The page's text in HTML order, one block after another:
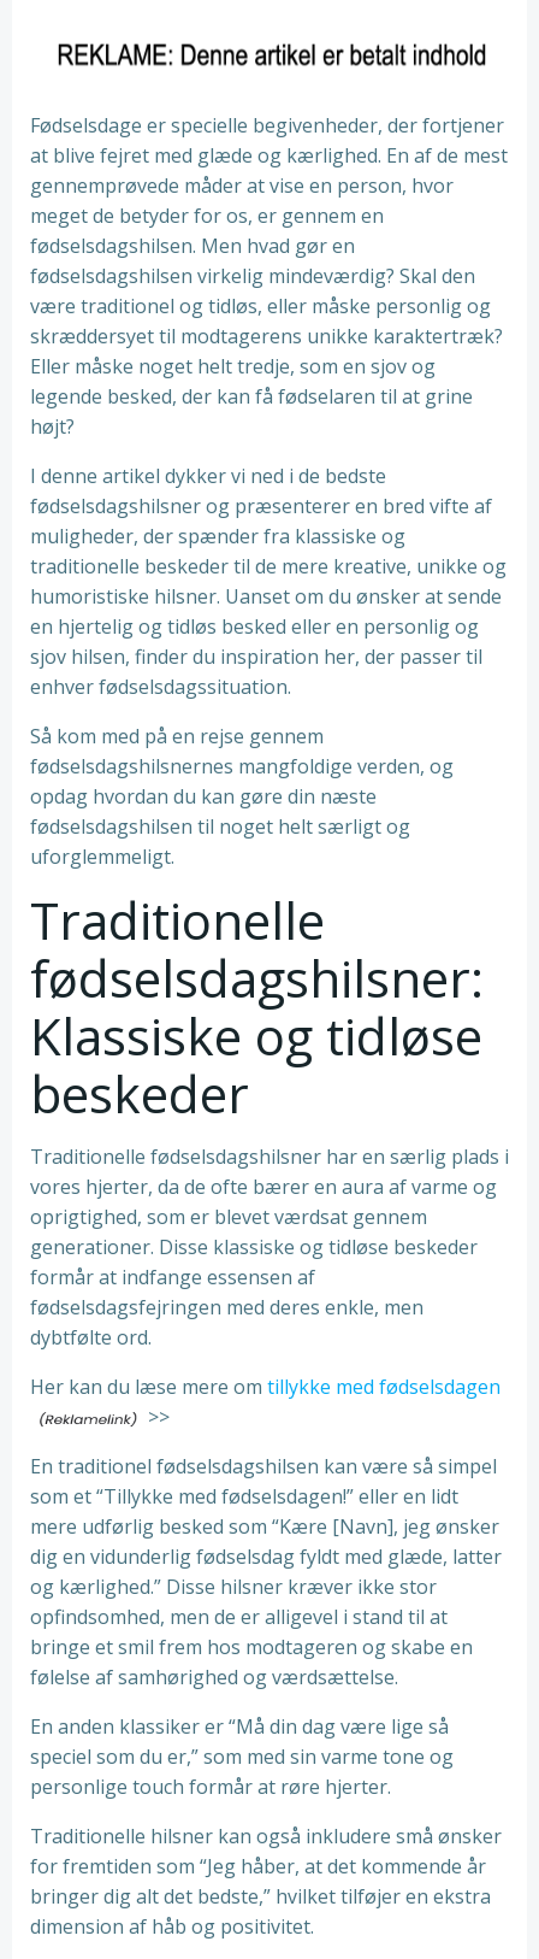
Fødselsdage er specielle begivenheder, der fortjener
at blive fejret med glæde og kærlighed. En af de mest
gennemprøvede måder at vise en person, hvor
meget de betyder for os, er gennem en
fødselsdagshilsen. Men hvad gør en
fødselsdagshilsen virkelig mindeværdig? Skal den
være traditionel og tidløs, eller måske personlig og
skræddersyet til modtagerens unikke karaktertræk?
Eller måske noget helt tredje, som en sjov og
legende besked, der kan få fødselaren til at grine
højt?
I denne artikel dykker vi ned i de bedste
fødselsdagshilsner og præsenterer en bred vifte af
muligheder, der spænder fra klassiske og
traditionelle beskeder til de mere kreative, unikke og
humoristiske hilsner. Uanset om du ønsker at sende
en hjertelig og tidløs besked eller en personlig og
sjov hilsen, finder du inspiration her, der passer til
enhver fødselsdagssituation.
Så kom med på en rejse gennem
fødselsdagshilsnernes mangfoldige verden, og
opdag hvordan du kan gøre din næste
fødselsdagshilsen til noget helt særligt og
uforglemmeligt.
Traditionelle
fødselsdagshilsner:
Klassiske og tidløse
beskeder
Traditionelle fødselsdagshilsner har en særlig plads i
vores hjerter, da de ofte bærer en aura af varme og
oprigtighed, som er blevet værdsat gennem
generationer. Disse klassiske og tidløse beskeder
formår at indfange essensen af
fødselsdagsfejringen med deres enkle, men
dybtfølte ord.
Her kan du læse mere om tillykke med fødselsdagen
>>
En traditionel fødselsdagshilsen kan være så simpel
som et “Tillykke med fødselsdagen!” eller en lidt
mere udførlig besked som “Kære [Navn], jeg ønsker
dig en vidunderlig fødselsdag fyldt med glæde, latter
og kærlighed.” Disse hilsner kræver ikke stor
opfindsomhed, men de er alligevel i stand til at
bringe et smil frem hos modtageren og skabe en
følelse af samhørighed og værdsættelse.
En anden klassiker er “Må din dag være lige så
speciel som du er,” som med sin varme tone og
personlige touch formår at røre hjerter.
Traditionelle hilsner kan også inkludere små ønsker
for fremtiden som “Jeg håber, at det kommende år
bringer dig alt det bedste,” hvilket tilføjer en ekstra
dimension af håb og positivitet.